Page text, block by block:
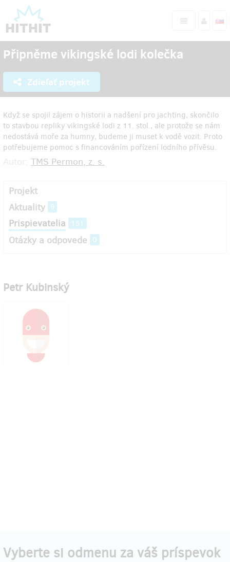
Připněme vikingské lodi kolečka
Zdieľať projekt
Když se spojil zájem o historii a nadšení pro jachting, skončilo
to stavbou repliky vikingské lodi z 11. stol., ale protože se nám
nedostává moře za humny, budeme ji muset k vodě vozit. Proto
potřebujeme pomoc s financováním pořízení lodního přívěsu.
TMS Permon, z. s.
Projekt
Aktuality 9
Prispievatelia 151
Otázky a odpovede 0
Petr Kubinský
Vyberte si odmenu za váš príspevok